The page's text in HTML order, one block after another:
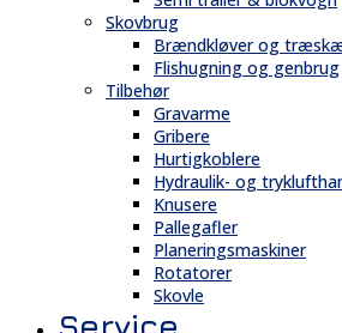
Skovbrug
Brændkløver og
Flishugning og genbrug
Tilbehør
Gravarme
Gribere
Hurtigkoblere
Hydraulik- og
Knusere
Pallegafler
Planeringsmaskiner
Rotatorer
Skovle